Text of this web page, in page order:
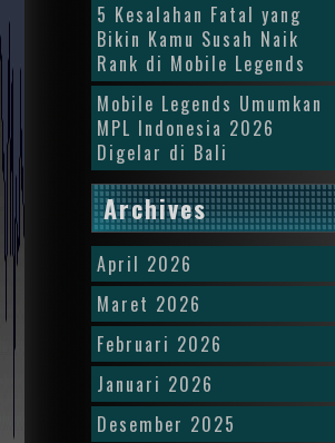
5 Kesalahan Fatal yang
Bikin Kamu Susah Naik
Rank di Mobile Legends
Mobile Legends Umumkan
MPL Indonesia 2026
Digelar di Bali
Archives
April 2026
Maret 2026
Februari 2026
Januari 2026
Desember 2025